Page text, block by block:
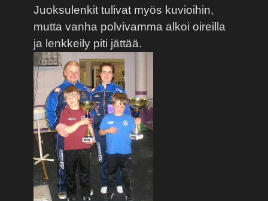
Juoksulenkit tulivat myös kuvioihin,
mutta vanha polvivamma alkoi oireilla
ja lenkkeily piti jättää.